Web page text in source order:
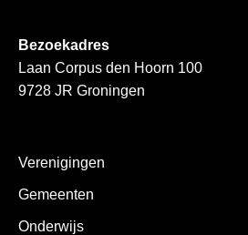
Bezoekadres
Laan Corpus den Hoorn 100
9728 JR Groningen
Verenigingen
Gemeenten
Onderwijs